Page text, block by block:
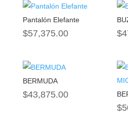
Pantalón Elefante
$57,375.00 $
BERMUDA
$43,875.00
$